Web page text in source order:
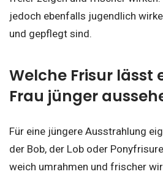
jedoch ebenfalls jugendlich
und gepflegt sind.
Welche Frisur lässt
Frau jünger
Für eine jüngere Ausstrahlung
der Bob, der Lob oder
weich umrahmen und frischer